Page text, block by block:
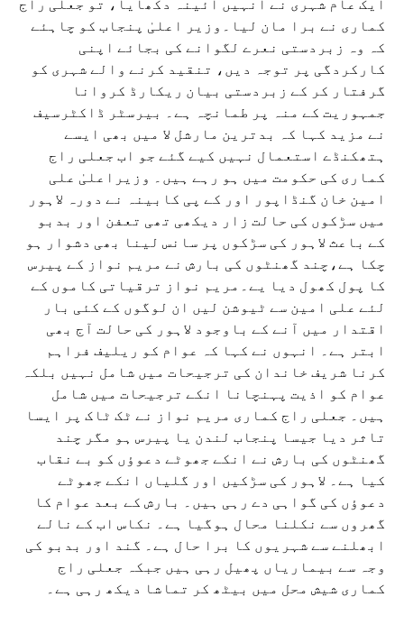
کماری نے برا مان لیا۔وزیر اعلیٰ پنجاب کو چاہئے
کہ وہ زبردستی نعرے لگوانے کی بجائے اپنی
کارکردگی پر توجہ دیں، تنقید کرنے والے شہری کو
گرفتار کر کے زبردستی بیان ریکارڈ کروانا
جمہوریت کے منہ پر طمانچہ ہے۔ بیرسٹر ڈاکٹرسیف
نے مزید کہا کہ بدترین مارشل لا میں بھی ایسے
ہتھکنڈے استعمال نہیں کیے گئے جو اب جعلی راج
کماری کی حکومت میں ہو رہے ہیں۔ وزیراعلیٰ علی
امین خان گنڈاپور اور کے پی کابینہ نے دورہ لاہور
میں سڑکوں کی حالت زار دیکھی تھی تعفن اور بدبو
کے باعث لاہور کی سڑکوں پر سانس لینا بھی دشوار ہو
چکا ہے،چند گھنٹوں کی بارش نے مریم نواز کے پیرس
کا پول کھول دیا یے۔مریم نواز ترقیاتی کاموں کے
لئے علی امین سے ٹیوشن لیں ان لوگوں کے کئی بار
اقتدار میں آنے کے باوجود لاہور کی حالت آج بھی
ابتر ہے۔ انہوں نے کہا کہ عوام کو ریلیف فراہم
کرنا شریف خاندان کی ترجیحات میں شامل نہیں بلکہ
عوام کو اذیت پہنچانا انکے ترجیحات میں شامل
ہیں۔ جعلی راج کماری مریم نواز نے ٹک ٹاک پر ایسا
تاثر دیا جیسا پنجاب لندن یا پیرس ہو مگر چند
گھنٹوں کی بارش نے انکے جھوٹے دعوؤں کو بے نقاب
کیا ہے۔ لاہور کی سڑکیں اور گلیاں انکے جھوٹے
دعوؤں کی گواہی دے رہی ہیں۔ بارش کے بعد عوام کا
گھروں سے نکلنا محال ہوگیا ہے۔ نکاس اب کے نالے
ابھلنے سے شہریوں کا برا حال ہے۔ گند اور بدبو کی
وجہ سے بیماریاں پھیل رہی ہیں جبکہ جعلی راج
کماری شیش محل میں بیٹھ کر تماشا دیکھ رہی ہے۔